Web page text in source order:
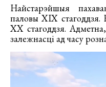
Найстарэйшыя
паловы XIX
XX стагоддзя.
залежнасці ад часу